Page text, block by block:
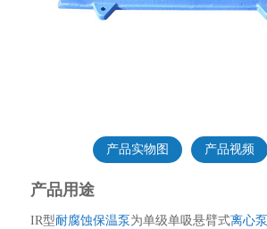
产品实物图 产品视频
产品用途
IR型耐腐蚀保温泵 为单级单吸悬臂式离心泵